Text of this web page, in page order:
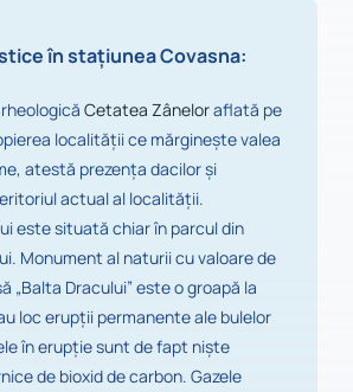
în staţiunea Covasna:
Cetatea Zâneloraflată pe
localității ce mărgineşte valea
atestă prezența dacilor şi
actual al localității.
este situată chiar în parcul din
Monument al naturii cu valoare de
„Balta Dracului” este o groapă la
loc erupţii permanente ale bulelor
în erupție sunt de fapt nişte
de bioxid de carbon. Gazele